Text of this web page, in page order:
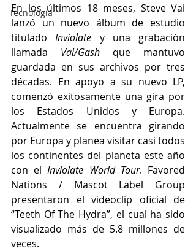
Tecnología
En los últimos 18 meses, Steve Vai
lanzó un nuevo álbum de estudio
titulado Inviolate y una grabación
llamada Vai/Gash que mantuvo
guardada en sus archivos por tres
décadas. En apoyo a su nuevo LP,
comenzó exitosamente una gira por
los Estados Unidos y Europa.
Actualmente se encuentra girando
por Europa y planea visitar casi todos
los continentes del planeta este año
con el Inviolate World Tour. Favored
Nations / Mascot Label Group
presentaron el videoclip oficial de
“Teeth Of The Hydra”, el cual ha sido
visualizado más de 5.8 millones de
veces.